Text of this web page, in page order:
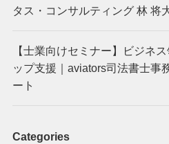
タス・コンサルティング 林 将
【士業向けセミナー】ビジネ
ップ支援｜aviators司法書士事
ート
Categories